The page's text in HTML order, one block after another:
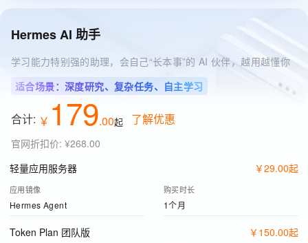
Hermes AI 助手
学习能力特别强的助理，会自己“长本事”的 AI 伙伴，越用越懂你
适合场景：深度研究、复杂任务、自主学习
合计: ￥ 179.00起 了解优惠
官网折扣价: ¥268.00
轻量应用服务器
￥29.00起
应用镜像
Hermes Agent
购买时长
1个月
Token Plan 团队版 ￥ 150.00起